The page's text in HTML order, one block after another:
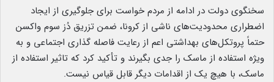
سخنگوی دولت در ادامه از مردم خواست برای جلوگیری از ایجاد
اضطراری محدودیت‌های ناشی از کرونا، ضمن تزریق دُز سوم واکسن
حتماً پروتکل‌های بهداشتی اعم از رعایت فاصله گذاری اجتماعی و به
ویژه استفاده از ماسک را جدی بگیرند و تأکید کرد که تاثیر استفاده از
ماسک، با هیچ یک از اقدامات دیگر قابل قیاس نیست.